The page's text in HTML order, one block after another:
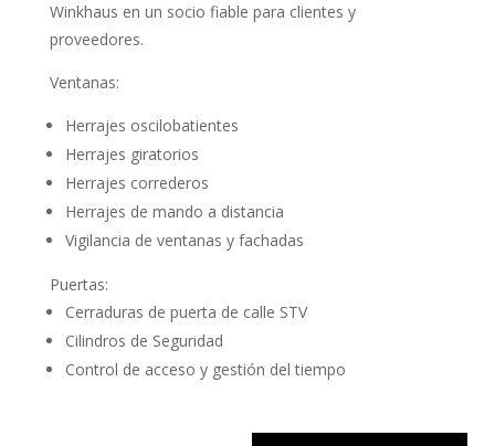
Winkhaus en un socio fiable para clientes y
proveedores.
Ventanas:
Herrajes oscilobatientes
Herrajes giratorios
Herrajes correderos
Herrajes de mando a distancia
Vigilancia de ventanas y fachadas
Puertas:
Cerraduras de puerta de calle STV
Cilindros de Seguridad
Control de acceso y gestión del tiempo